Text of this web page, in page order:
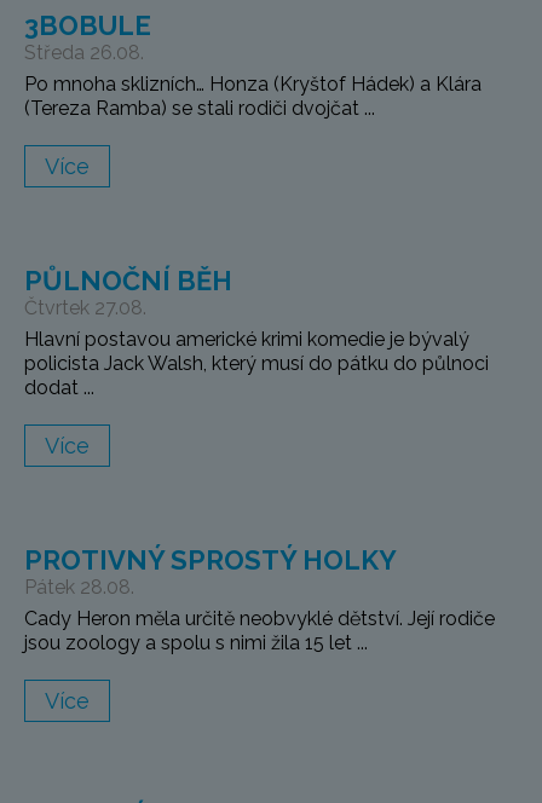
3BOBULE
Středa 26.08.
Po mnoha sklizních… Honza (Kryštof Hádek) a Klára
(Tereza Ramba) se stali rodiči dvojčat ...
Více
PŮLNOČNÍ BĚH
Čtvrtek 27.08.
Hlavní postavou americké krimi komedie je bývalý
policista Jack Walsh, který musí do pátku do půlnoci
dodat ...
Více
PROTIVNÝ SPROSTÝ HOLKY
Pátek 28.08.
Cady Heron měla určitě neobvyklé dětství. Její rodiče
jsou zoology a spolu s nimi žila 15 let ...
Více